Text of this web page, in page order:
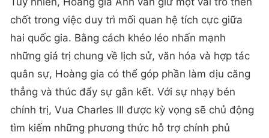
chốt trong việc duy trì mối quan hệ tích cực giữa
hai quốc gia. Bằng cách khéo léo nhấn mạnh
những giá trị chung về lịch sử, văn hóa và hợp tác
quân sự, Hoàng gia có thể góp phần làm dịu căng
thẳng và thúc đẩy sự gắn kết. Với sự nhạy bén
chính trị, Vua Charles III được kỳ vọng sẽ chủ động
tìm kiếm những phương thức hỗ trợ chính phủ